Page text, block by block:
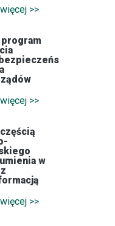
>>
program
>>
w
>>